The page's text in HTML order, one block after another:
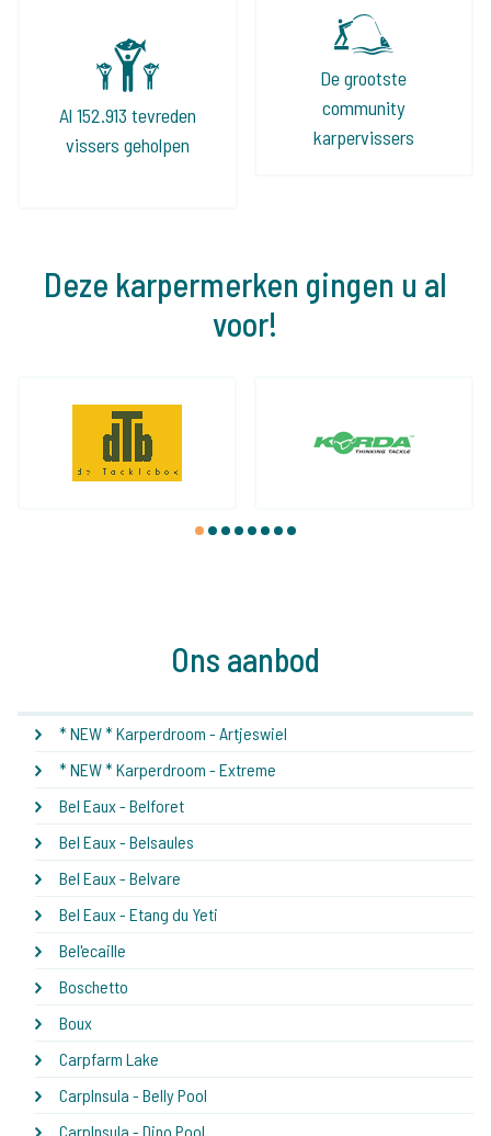
Al 152.913 tevreden
vissers geholpen
De grootste
community
karpervissers
Deze karpermerken gingen u al
voor!
1 2 3 4 5 6 7 8
Ons aanbod
* NEW * Karperdroom - Artjeswiel
* NEW * Karperdroom - Extreme
Bel Eaux - Belforet
Bel Eaux - Belsaules
Bel Eaux - Belvare
Bel Eaux - Etang du Yeti
Bel'ecaille
Boschetto
Boux
Carpfarm Lake
CarpInsula - Belly Pool
CarpInsula - Dino Pool